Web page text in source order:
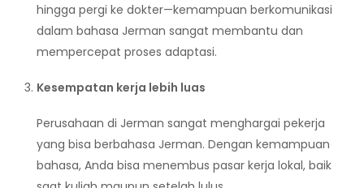
hingga pergi ke dokter—kemampuan berkomunikasi
dalam bahasa Jerman sangat membantu dan
mempercepat proses adaptasi.
Kesempatan kerja lebih luas
Perusahaan di Jerman sangat menghargai pekerja
yang bisa berbahasa Jerman. Dengan kemampuan
bahasa, Anda bisa menembus pasar kerja lokal, baik